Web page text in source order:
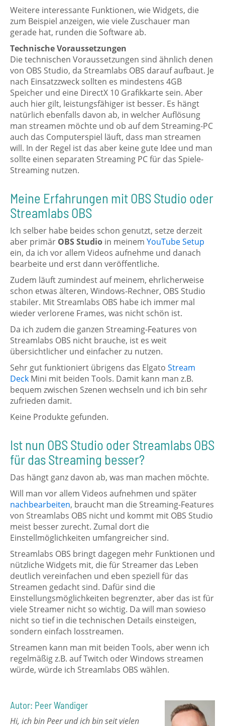
Weitere interessante Funktionen, wie Widgets, die
zum Beispiel anzeigen, wie viele Zuschauer man
gerade hat, runden die Software ab.
Technische Voraussetzungen
Die technischen Voraussetzungen sind ähnlich denen
von OBS Studio, da Streamlabs OBS darauf aufbaut. Je
nach Einsatzzweck sollten es mindestens 4GB
Speicher und eine DirectX 10 Grafikkarte sein. Aber
auch hier gilt, leistungsfähiger ist besser. Es hängt
natürlich ebenfalls davon ab, in welcher Auflösung
man streamen möchte und ob auf dem Streaming-PC
auch das Computerspiel läuft, dass man streamen
will. In der Regel ist das aber keine gute Idee und man
sollte einen separaten Streaming PC für das Spiele-
Streaming nutzen.
Meine Erfahrungen mit OBS Studio oder
Streamlabs OBS
Ich selber habe beides schon genutzt, setze derzeit
aber primär OBS Studio in meinem YouTube Setup
ein, da ich vor allem Videos aufnehme und danach
bearbeite und erst dann veröffentliche.
Zudem läuft zumindest auf meinem, ehrlicherweise
schon etwas älteren, Windows-Rechner, OBS Studio
stabiler. Mit Streamlabs OBS habe ich immer mal
wieder verlorene Frames, was nicht schön ist.
Da ich zudem die ganzen Streaming-Features von
Streamlabs OBS nicht brauche, ist es weit
übersichtlicher und einfacher zu nutzen.
Sehr gut funktioniert übrigens das Elgato Stream
Deck Mini mit beiden Tools. Damit kann man z.B.
bequem zwischen Szenen wechseln und ich bin sehr
zufrieden damit.
Keine Produkte gefunden.
Ist nun OBS Studio oder Streamlabs OBS
für das Streaming besser?
Das hängt ganz davon ab, was man machen möchte.
Will man vor allem Videos aufnehmen und später
nachbearbeiten, braucht man die Streaming-Features
von Streamlabs OBS nicht und kommt mit OBS Studio
meist besser zurecht. Zumal dort die
Einstellmöglichkeiten umfangreicher sind.
Streamlabs OBS bringt dagegen mehr Funktionen und
nützliche Widgets mit, die für Streamer das Leben
deutlich vereinfachen und eben speziell für das
Streamen gedacht sind. Dafür sind die
Einstellungsmöglichkeiten begrenzter, aber das ist für
viele Streamer nicht so wichtig. Da will man sowieso
nicht so tief in die technischen Details einsteigen,
sondern einfach losstreamen.
Streamen kann man mit beiden Tools, aber wenn ich
regelmäßig z.B. auf Twitch oder Windows streamen
würde, würde ich Streamlabs OBS wählen.
Autor: Peer Wandiger
Hi, ich bin Peer und ich bin seit vielen